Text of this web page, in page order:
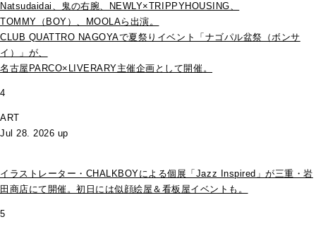
Natsudaidai、鬼の右腕、NEWLY×TRIPPYHOUSING、
TOMMY（BOY）、MOOLAら出演。
CLUB QUATTRO NAGOYAで夏祭りイベント「ナゴパル盆祭（ボンサ
イ）」が、
名古屋PARCO×LIVERARY主催企画として開催。
4
ART
Jul 28. 2026 up
イラストレーター・CHALKBOYによる個展「Jazz Inspired」が三重・岩
田商店にて開催。初日には似顔絵屋＆看板屋イベントも。
5